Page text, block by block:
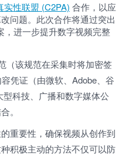
性联盟 (C2PA) 合作，以应
问题。此次合作将通过突出
，进一步提升数字视频完整
（该规范在采集时将加密签
凭证（由微软、Adobe、谷
科技、广播和数字媒体公
。
重要性，确保视频从创作到
积极主动的方法不仅可以防